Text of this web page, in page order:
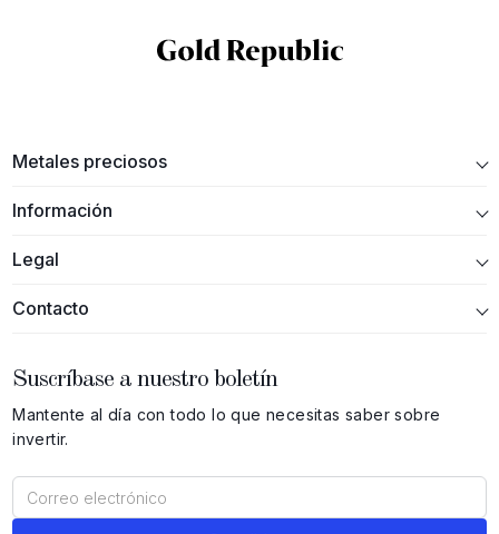
Metales preciosos
Información
Legal
Contacto
Suscríbase a nuestro boletín
Mantente al día con todo lo que necesitas saber sobre
invertir.